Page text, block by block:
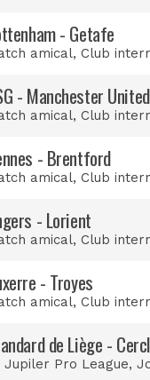
- Getafe
amical, Club
- Manchester United
amical, Club
- Brentford
amical, Club
- Lorient
amical, Club
- Troyes
amical, Club
de Liège -
Jupiler Pro League,